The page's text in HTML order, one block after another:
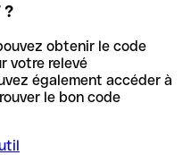
?
obtenir le code
votre relevé
également accéder à
le bon code